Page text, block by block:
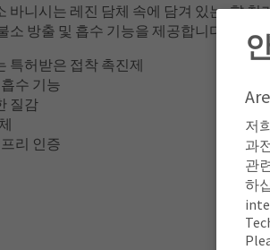
바니시는 레진 담체 속에 담겨 있는, 향
소 방출 및 흡수 기능을 제공합니다.
특허받은 접착 촉진제
수 기능
질감
리 인증
저
과
관
하